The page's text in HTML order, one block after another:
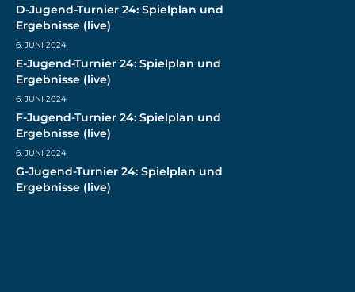
D-Jugend-Turnier 24: Spielplan und
Ergebnisse (live)
6. JUNI 2024
E-Jugend-Turnier 24: Spielplan und
Ergebnisse (live)
6. JUNI 2024
F-Jugend-Turnier 24: Spielplan und
Ergebnisse (live)
6. JUNI 2024
G-Jugend-Turnier 24: Spielplan und
Ergebnisse (live)